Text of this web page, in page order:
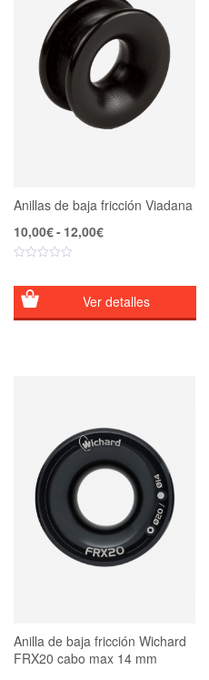
Anillas de baja fricción Viadana
10,00€- 12,00€Rango
desde
10,00€
hasta
Ver detalles
Anilla de baja fricción Wichard
FRX20 cabo max 14 mm